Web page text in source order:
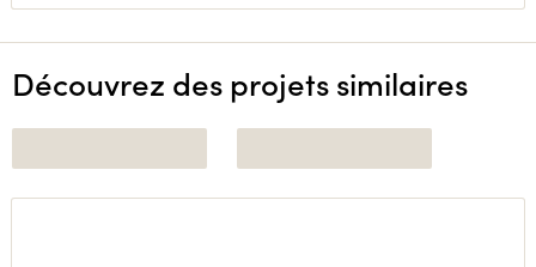
Découvrez des projets similaires